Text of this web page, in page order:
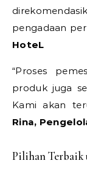
pengadaan
HoteL
“Proses
produk juga
Kami akan
Rina,
Pilihan Terbaik